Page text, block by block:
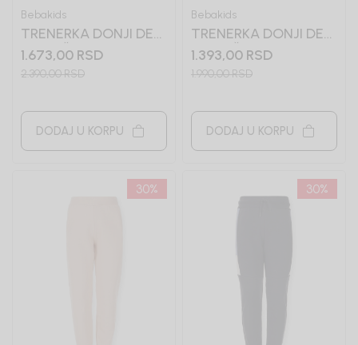
Bebakids
TRENERKA DONJI DEO
ZA DEČAKE TIMON
1.673,00 RSD
2.390,00RSD
DODAJ U KORPU
Bebakids
TRENERKA DONJI DEO
ZA DEČAKE TOM
1.393,00 RSD
1.990,00RSD
DODAJ U KORPU
30% 30%